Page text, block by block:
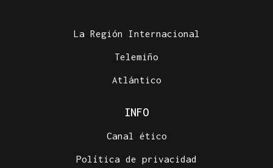
La Región Internacional
Telemiño
Atlántico
INFO
Canal ético
Política de privacidad